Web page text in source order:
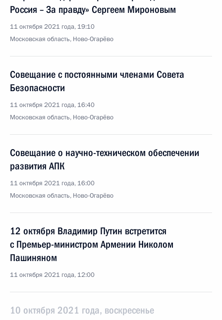
Россия – За правду» Сергеем Мироновым
11 октября 2021 года, 19:10
Московская область, Ново-Огарёво
Совещание с постоянными членами Совета
Безопасности
11 октября 2021 года, 16:40
Московская область, Ново-Огарёво
Совещание о научно-техническом обеспечении
развития АПК
11 октября 2021 года, 16:00
Московская область, Ново-Огарёво
12 октября Владимир Путин встретится
с Премьер-министром Армении Николом
Пашиняном
11 октября 2021 года, 12:00
10 октября 2021 года, воскресенье